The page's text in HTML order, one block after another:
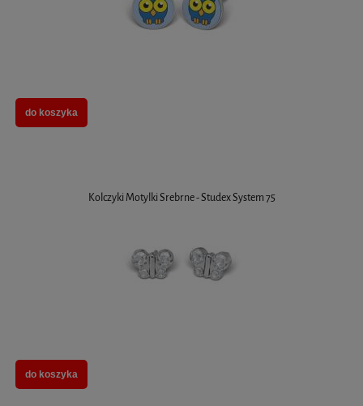
do koszyka
Kolczyki Motylki Srebrne - Studex System 75
do koszyka